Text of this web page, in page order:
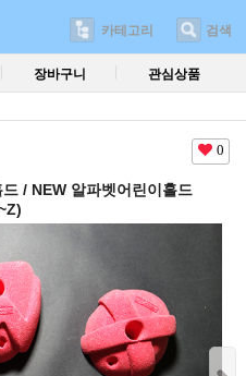
카테고리 검색
장바구니 관심상품
0
/ NEW 알파벳어린이홀드